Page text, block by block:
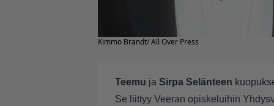
Kimmo Brandt/ All Over Press
Teemu ja Sirpa Selänteen
Se liittyy Veeran opiskeluihin